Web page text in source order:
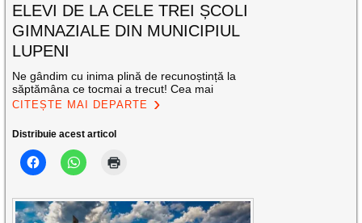
ELEVI DE LA CELE TREI ȘCOLI
GIMNAZIALE DIN MUNICIPIUL
LUPENI
Ne gândim cu inima plină de recunoștință la
săptămâna ce tocmai a trecut! Cea mai
CITEȘTE MAI DEPARTE
Distribuie acest articol